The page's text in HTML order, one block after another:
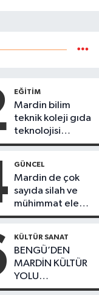
EĞİTİM
Mardin bilim
teknik koleji gıda
teknolojisi
öğrencileri
ürünlerini satarak
köydeki
çoçuklara kitap
desteğinde
bulundu
GÜNCEL
Mardin de çok
sayıda silah ve
mühimmat ele
geçirildi
KÜLTÜR SANAT
BENGÜ’DEN
MARDİN KÜLTÜR
YOLU
FESTIVALİ’NDE